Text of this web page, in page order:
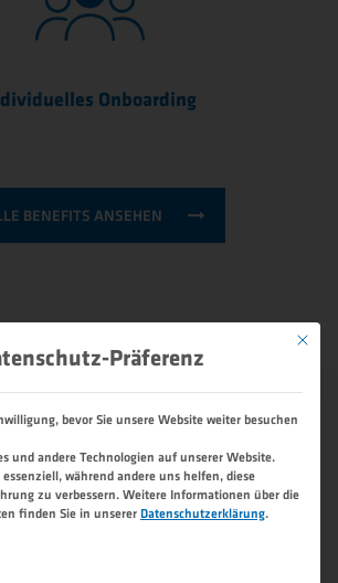
Onboarding
BENEFITS ANSEHEN
dich doch gleich direkt
*
Mit
Präferenz
bevor Sie unsere Website weiter besuchen
und andere Technologien auf unserer Website.
während andere uns helfen, diese
zu verbessern.Weitere Informationen über die
finden Sie in unsererDatenschutzerklärung.
der Service-Gruppen, für die eine